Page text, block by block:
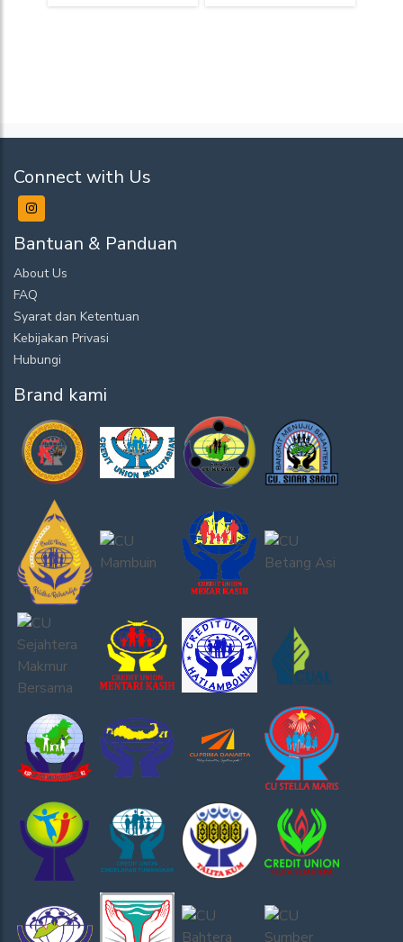
Connect with Us
Bantuan & Panduan
About Us
FAQ
Syarat dan Ketentuan
Kebijakan Privasi
Hubungi
Brand kami